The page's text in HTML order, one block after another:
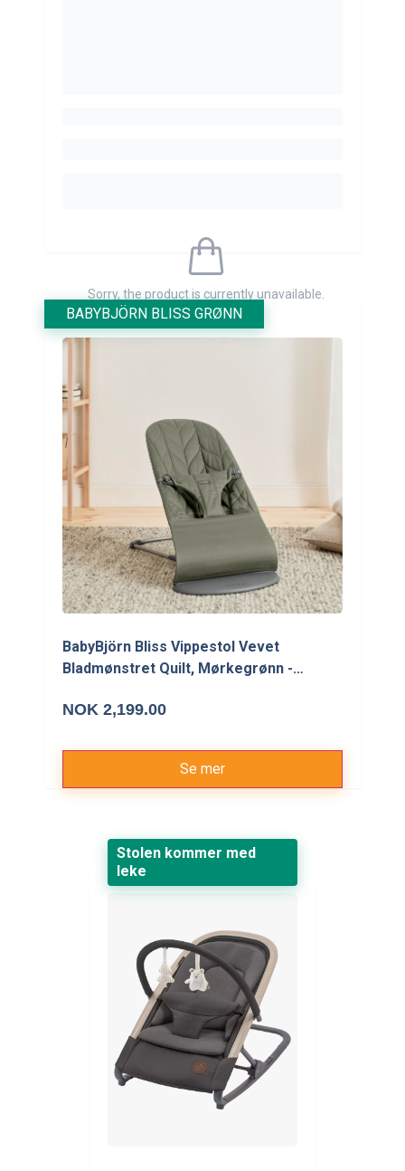
Sorry, the product is currently unavailable.
BABYBJÖRN BLISS GRØNN
BabyBjörn Bliss Vippestol Vevet
Bladmønstret Quilt, Mørkegrønn -
NOK 2,199.00
Se mer
Stolen kommer med
leke